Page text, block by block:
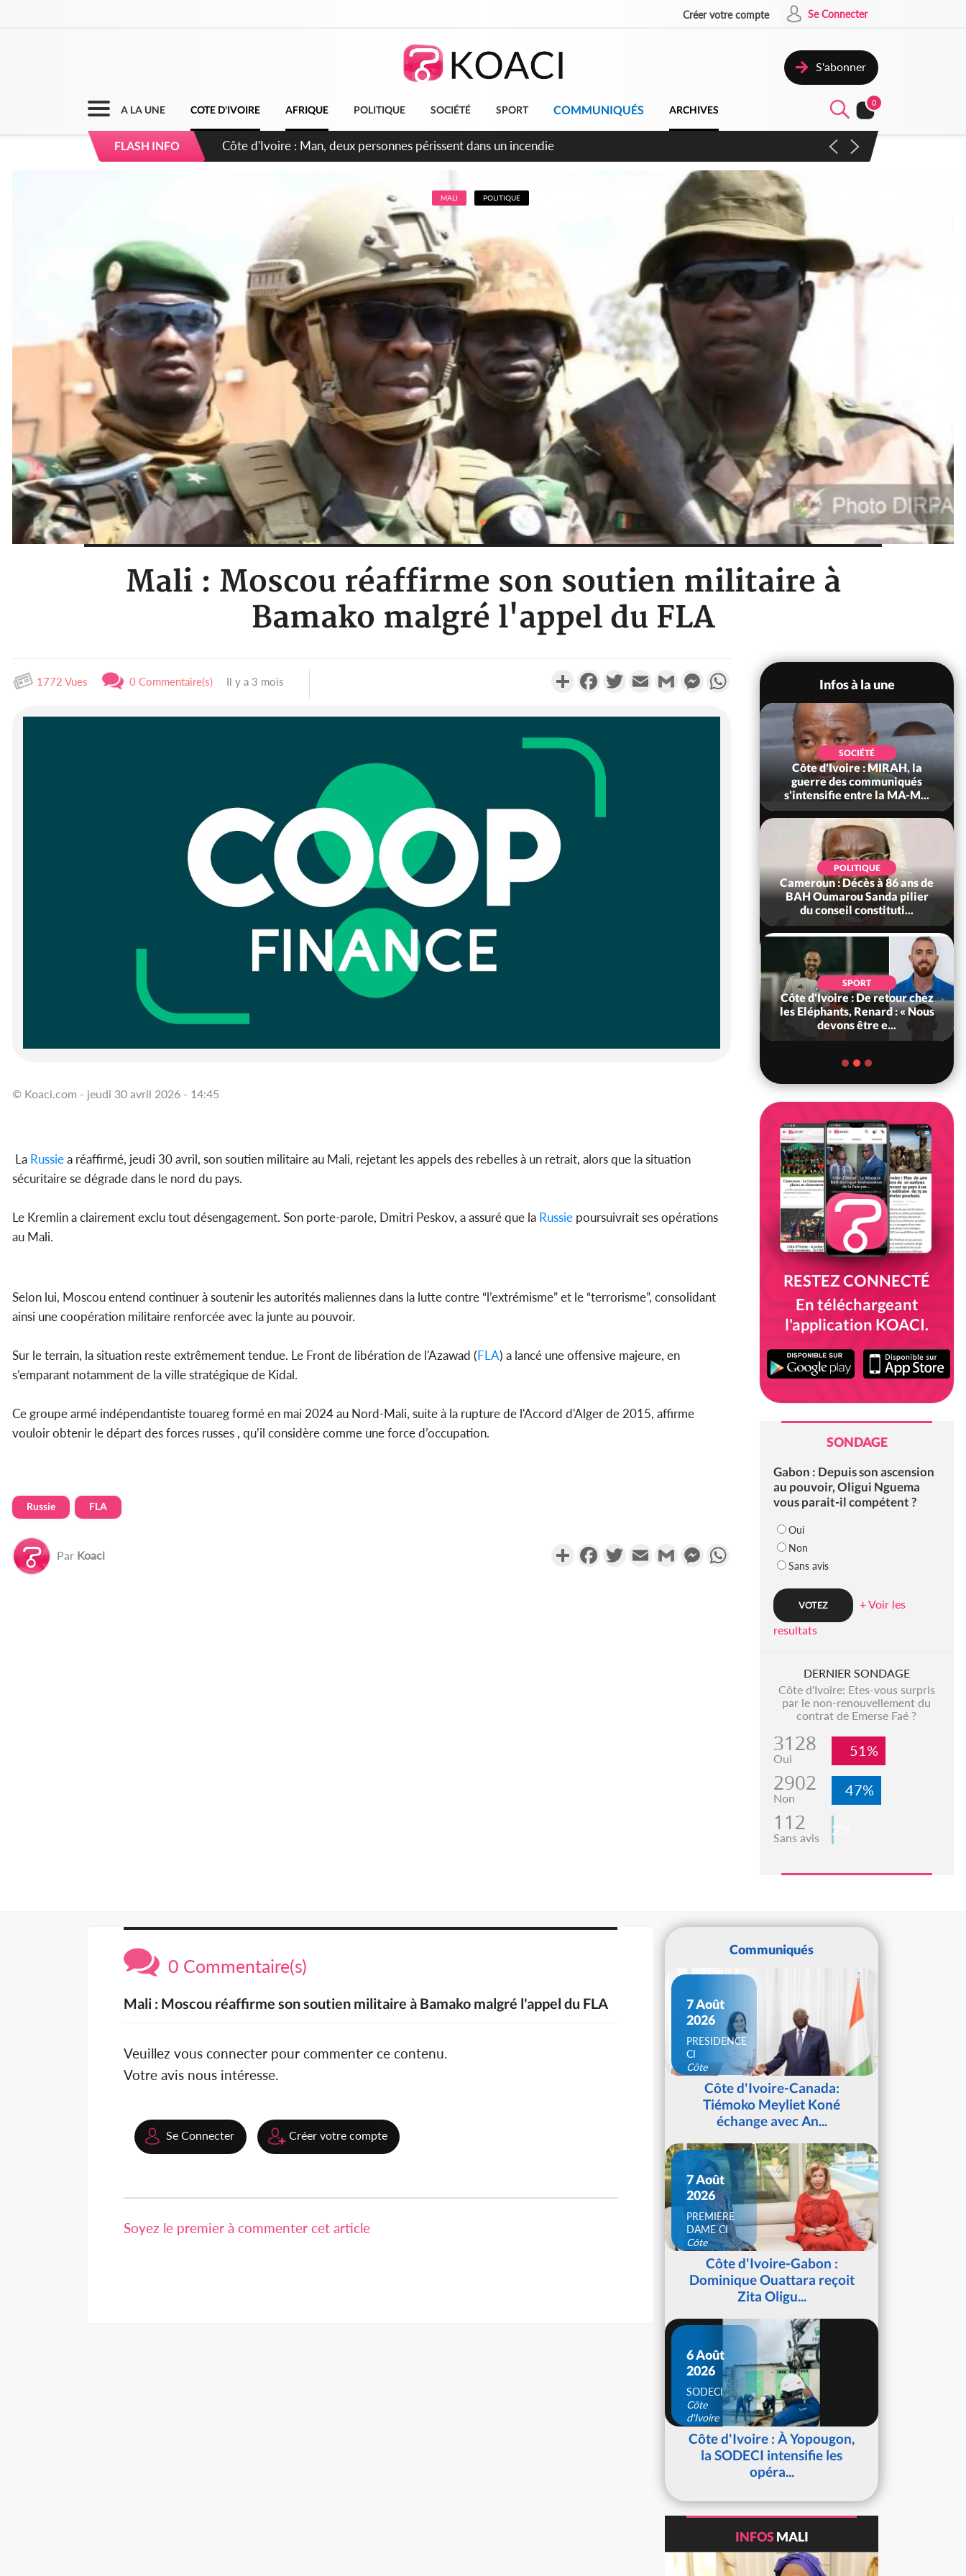
Créer votre compte Se Connecter
S'abonner
A LA UNE COTE D'IVOIRE AFRIQUE POLITIQUE SOCIÉTÉ SPORT COMMUNIQUÉS ARCHIVES
0
FLASH INFO
Côte d'Ivoire : Séileu, la célébration de la fête nationale transformée en vaste campagne contre les produits
MALI POLITIQUE
Mali : Moscou réaffirme son soutien militaire à
Bamako malgré l'appel du FLA
1772 Vues 0 Commentaire(s) Il y a 3 mois PartagerFacebookTwitterEmail Gmail MessengerWhatsApp
© Koaci.com - jeudi 30 avril 2026 - 14:45
La Russiea réaffirmé, jeudi 30 avril, son soutien militaire au Mali, rejetant les appels des rebelles à un retrait, alors que la situation
sécuritaire se dégrade dans le nord du pays.
Le Kremlin a clairement exclu tout désengagement. Son porte-parole, Dmitri Peskov, a assuré que la Russie poursuivrait ses opérations
au Mali.
Selon lui, Moscou entend continuer à soutenir les autorités maliennes dans la lutte contre “l’extrémisme” et le “terrorisme”, consolidant
ainsi une coopération militaire renforcée avec la junte au pouvoir.
Sur le terrain, la situation reste extrêmement tendue. Le Front de libération de l'Azawad (FLA) a lancé une offensive majeure, en
s’emparant notamment de la ville stratégique de Kidal.
Ce groupe armé indépendantiste touareg formé en mai 2024 au Nord-Mali, suite à la rupture de l'Accord d'Alger de 2015, affirme
vouloir obtenir le départ des forces russes , qu’il considère comme une force d’occupation.
Russie FLA
Par Koaci PartagerFacebookTwitterEmail Gmail MessengerWhatsApp
Infos à la une
Côte d'Ivoire : Man, deux
personnes périssent dans un
SOCIÉTÉ
Côte d'Ivoire : MIRAH, la
guerre des communiqués
s'intensifie entre la MA-M...
POLITIQUE
Cameroun : Décès à 86 ans de
BAH Oumarou Sanda pilier
du conseil constituti...
SPORT
Côte d'Ivoire : De retour chez
les Eléphants, Renard : « Nous
devons être e...
RESTEZ CONNECTÉ
En téléchargeant
l'application KOACI.
SONDAGE
Gabon : Depuis son ascension
au pouvoir, Oligui Nguema
vous parait-il compétent ?
Oui
Non
Sans avis
+ Voir les
resultats
DERNIER SONDAGE
Côte d'Ivoire: Etes-vous surpris
par le non-renouvellement du
contrat de Emerse Faé ?
3128
Oui 51%
2902
Non 47%
112
Sans avis 2%
0 Commentaire(s)
Mali : Moscou réaffirme son soutien militaire à Bamako malgré l'appel du FLA
Veuillez vous connecter pour commenter ce contenu.
Votre avis nous intéresse.
Se Connecter Créer votre compte
Soyez le premier à commenter cet article
Communiqués
7 Août
2026
PRESIDENCE
CI
Côte
d'IvoireCôte d'Ivoire-Canada:
Tiémoko Meyliet Koné
échange avec An...
7 Août
2026
PREMIERE
DAME CI
Côte
d'IvoireCôte d'Ivoire-Gabon :
Dominique Ouattara reçoit
Zita Oligu...
6 Août
2026
SODECI
Côte
d'Ivoire
Côte d'Ivoire : À Yopougon,
la SODECI intensifie les
opéra...
INFOSMALI